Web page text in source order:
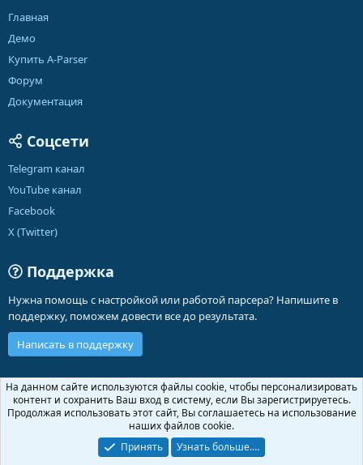
Главная
Демо
Купить A-Parser
Форум
Документация
Соцсети
Telegram канал
YouTube канал
Facebook
X (Twitter)
Поддержка
Нужна помощь с настройкой или работой парсера? Напишите в
поддержку, поможем довести все до результата.
Написать в поддержку
Russian (RU)
Обратная связь
Условия и правила
Политика конфиденциальности
Помощь
Community platform by XenForo ® © 2010-2026 XenForo Ltd.
На данном сайте используются файлы cookie, чтобы персонализировать
контент и сохранить Ваш вход в систему, если Вы зарегистрируетесь.
Продолжая использовать этот сайт, Вы соглашаетесь на использование
наших файлов cookie.
Принять
Узнать больше.…